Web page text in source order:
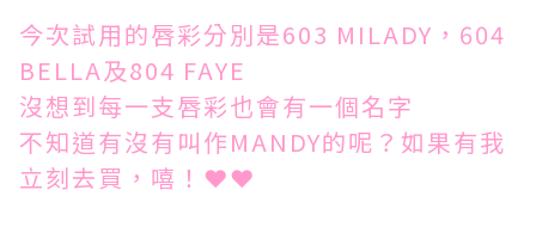
今次試用的唇彩分別是603 MILADY，604
BELLA及804 FAYE
沒想到每一支唇彩也會有一個名字
不知道有沒有叫作MANDY的呢？如果有我
立刻去買，嘻！❤❤